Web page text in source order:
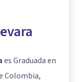
es Graduada en
Colombia,